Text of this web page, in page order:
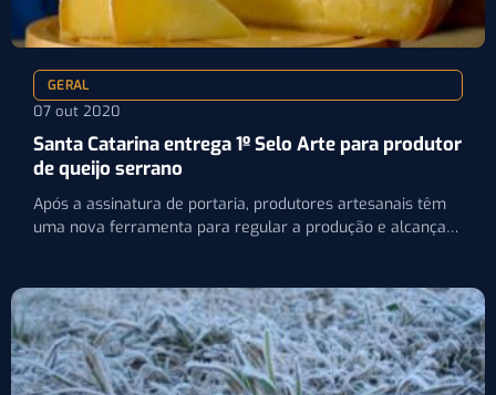
GERAL
07 out 2020
Santa Catarina entrega 1º Selo Arte para produtor
de queijo serrano
Após a assinatura de portaria, produtores artesanais têm
uma nova ferramenta para regular a produção e alcançar